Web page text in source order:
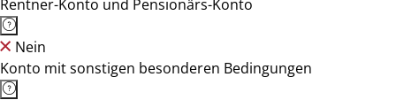
Rentner-Konto und Pensionärs-Konto
Nein
Konto mit sonstigen besonderen Bedingungen